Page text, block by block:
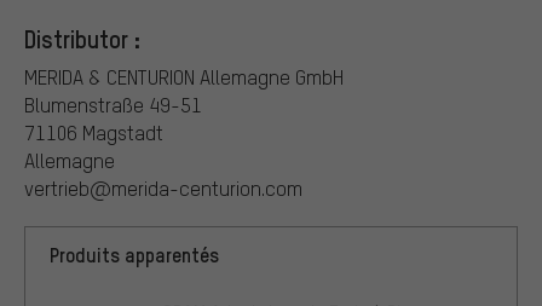
Distributor :
MERIDA & CENTURION Allemagne GmbH
Blumenstraße 49-51
71106 Magstadt
Allemagne
vertrieb@merida-centurion.com
Produits apparentés